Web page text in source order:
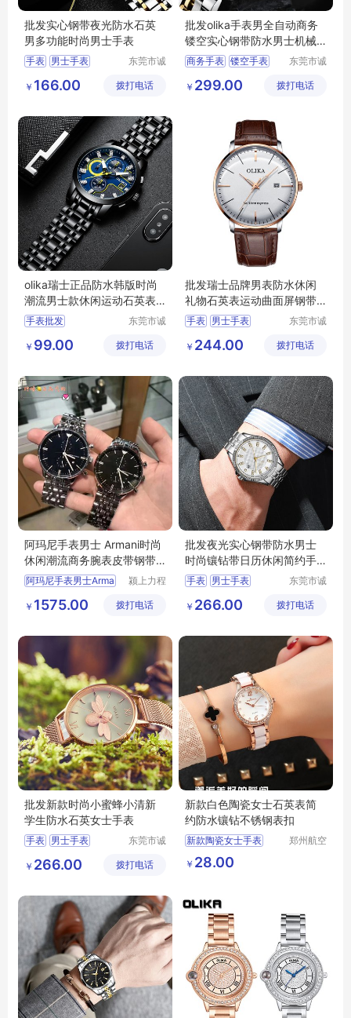
批发实心钢带夜光防水石英
男多功能时尚男士手表
手表 男士手表
电子表
东莞市诚
表有限公
￥ 166.00 拨打电话
批发olika手表男全自动商务
镂空实心钢带防水男士机械
表
商务手表 镂空手表
手表批发
东莞市诚
表有限公
￥ 299.00 拨打电话
olika瑞士正品防水韩版时尚
潮流男士款休闲运动石英表
手表批发
手表批发
运动手表批发
电子表批发
东莞市诚
表有限公
￥ 99.00 拨打电话
批发瑞士品牌男表防水休闲
礼物石英表运动曲面屏钢带
男士手表定制
手表 男士手表
电子表
东莞市诚
表有限公
￥ 244.00 拨打电话
阿玛尼手表男士 Armani时尚
休闲潮流商务腕表皮带钢带
防水石英表
阿玛尼手表男士Arma
颍上力程
有限公司
￥ 1575.00 拨打电话
批发夜光实心钢带防水男士
时尚镶钻带日历休闲简约手
表男
手表 男士手表
电子表
东莞市诚
表有限公
￥ 266.00 拨打电话
批发新款时尚小蜜蜂小清新
学生防水石英女士手表
手表 男士手表
电子表
东莞市诚
表有限公
￥ 266.00 拨打电话
新款白色陶瓷女士石英表简
约防水镶钻不锈钢表扣
新款陶瓷女士手表
郑州航空
￥ 28.00